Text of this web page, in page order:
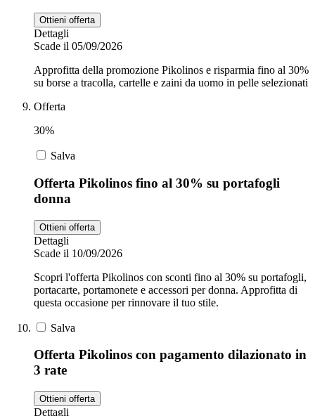
Ottieni offerta
Dettagli
Scade il 05/09/2026
Approfitta della promozione Pikolinos e risparmia fino al 30%
su borse a tracolla, cartelle e zaini da uomo in pelle selezionati
Offerta
30%
Salva
Offerta Pikolinos fino al 30% su portafogli
donna
Ottieni offerta
Dettagli
Scade il 10/09/2026
Scopri l'offerta Pikolinos con sconti fino al 30% su portafogli,
portacarte, portamonete e accessori per donna. Approfitta di
questa occasione per rinnovare il tuo stile.
Salva
Offerta Pikolinos con pagamento dilazionato in
3 rate
Ottieni offerta
Dettagli